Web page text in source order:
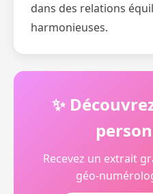
dans des relations
harmonieuses.
✨
Recevez un extrait
géo-